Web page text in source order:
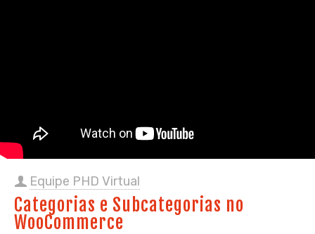
Equipe PHD Virtual
Categorias e Subcategorias no
WooCommerce